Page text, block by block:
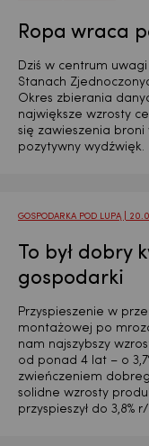
Ropa wraca
Dziś w centrum
Stanach
Okres zbierania
największe wzrosty
się zawieszenia
pozytywny wydźwięk.
GOSPODARKA POD LUPĄ |
To był dobry
gospodarki
Przyspieszenie w
montażowej po
nam najszybszy
od ponad 4 lat – o
zwieńczeniem
solidne wzrosty
przyspieszył do 3,8% r/